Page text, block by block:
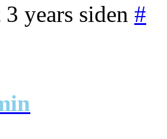
years siden #